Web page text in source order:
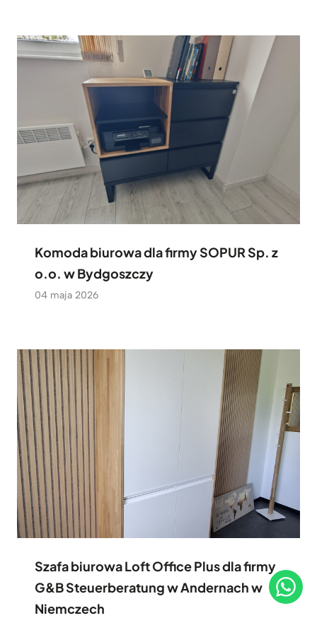
Komoda biurowa dla firmy SOPUR Sp. z
o.o. w Bydgoszczy
04 maja 2026
Szafa biurowa Loft Office Plus dla firmy
G&B Steuerberatung w Andernach w
Niemczech